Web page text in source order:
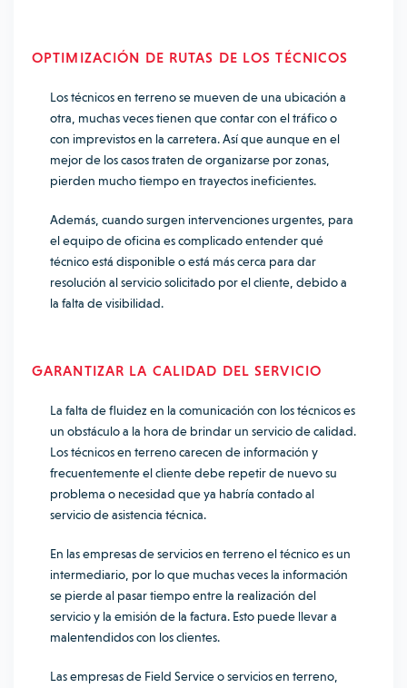
OPTIMIZACIÓN DE RUTAS DE LOS TÉCNICOS
Los técnicos en terreno se mueven de una ubicación a
otra, muchas veces tienen que contar con el tráfico o
con imprevistos en la carretera. Así que aunque en el
mejor de los casos traten de organizarse por zonas,
pierden mucho tiempo en trayectos ineficientes.
Además, cuando surgen intervenciones urgentes, para
el equipo de oficina es complicado entender qué
técnico está disponible o está más cerca para dar
resolución al servicio solicitado por el cliente, debido a
la falta de visibilidad.
GARANTIZAR LA CALIDAD DEL SERVICIO
La falta de fluidez en la comunicación con los técnicos es
un obstáculo a la hora de brindar un servicio de calidad.
Los técnicos en terreno carecen de información y
frecuentemente el cliente debe repetir de nuevo su
problema o necesidad que ya habría contado al
servicio de asistencia técnica.
En las empresas de servicios en terreno el técnico es un
intermediario, por lo que muchas veces la información
se pierde al pasar tiempo entre la realización del
servicio y la emisión de la factura. Esto puede llevar a
malentendidos con los clientes.
Las empresas de Field Service o servicios en terreno,